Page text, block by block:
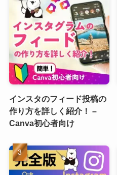
インスタのフィード投稿の
作り方を詳しく紹介！ –
Canva初心者向け